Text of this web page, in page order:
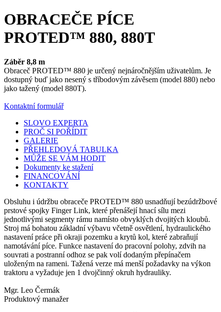
OBRACEČE PÍCE
PROTED™ 880, 880T
Záběr 8,8 m
Obraceč PROTED™ 880 je určený nejnáročnějším uživatelům. Je
dostupný buď jako nesený s tříbodovým závěsem (model 880) nebo
jako tažený (model 880T).
Kontaktní formulář
SLOVO EXPERTA
PROČ SI POŘÍDIT
GALERIE
PŘEHLEDOVÁ TABULKA
MŮŽE SE VÁM HODIT
Dokumenty ke stažení
FINANCOVÁNÍ
KONTAKTY
Obsluhu i údržbu obraceče PROTED™ 880 usnadňují bezúdržbové
prstové spojky Finger Link, které přenášejí hnací sílu mezi
jednotlivými segmenty rámu namísto obvyklých dvojitých kloubů.
Stroj má bohatou základní výbavu včetně osvětlení, hydraulického
nastavení práce při okraji pozemku a krytů kol, které zabraňují
namotávání píce. Funkce nastavení do pracovní polohy, zdvih na
souvrati a postranní odhoz se pak volí dodaným přepínačem
uloženým na rameni. Tažená verze má menší požadavky na výkon
traktoru a vyžaduje jen 1 dvojčinný okruh hydrauliky.
Mgr. Leo Čermák
Produktový manažer